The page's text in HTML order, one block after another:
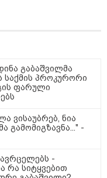
ადამიანი -
ამსახველი კადრები
ზღვამ კიდევ ერთი
ადგილზე
პოლიცია და
თათია
გაბაშვილმა
საქმის პროკურორი
ფარული
ვისაუბრებ, ნია
გამომიგზავნა..." -
ავრცელებს -
რა სიტყვებით